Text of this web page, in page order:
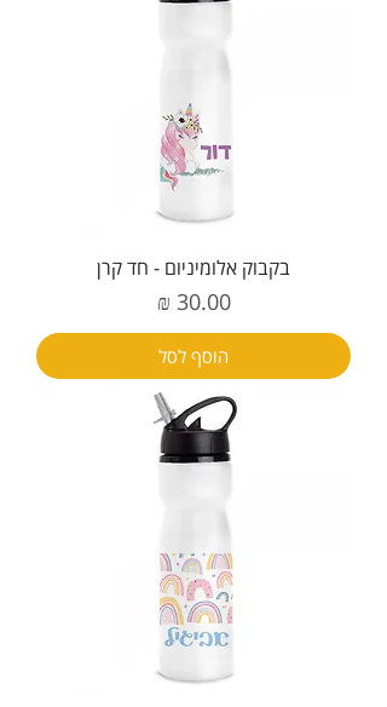
בקבוק אלומיניום - חד קרן
מחיר‏30.00 ‏₪
הוסף לסל